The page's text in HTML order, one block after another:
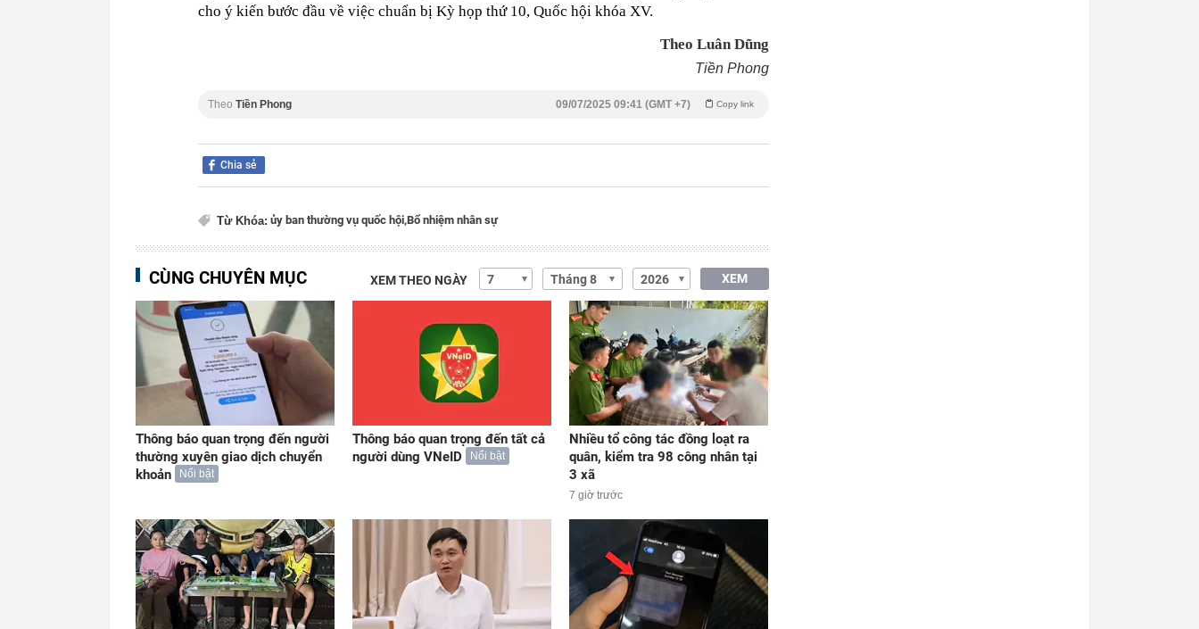
cho ý kiến bước đầu về việc chuẩn bị Kỳ họp thứ 10, Quốc hội khóa XV.
Theo Luân Dũng
Tiền Phong
Theo Tiền Phong Copy link
09/07/2025 09:41 (GMT +7)
Chia sẻ
Từ Khóa: ủy ban thường vụ quốc hội,Bổ nhiệm nhân sự
CÙNG CHUYÊN MỤC XEM THEO NGÀY XEM
Thông báo quan trọng đến người
thường xuyên giao dịch chuyển
khoản
Nổi bật
Thông báo quan trọng đến tất cả
người dùng VNeID
Nổi bật
Nhiều tổ công tác đồng loạt ra
quân, kiểm tra 98 công nhân tại
3 xã
7 giờ trước